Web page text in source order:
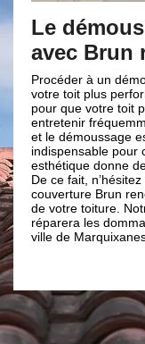
Brun
à un
toit plus performant :
que votre toit puisse
fréquemment
le démoussage est
pour cela.
donne de la
ce fait, n’hésitez pas à
Brun
votre toiture. Notre
les dommages
de Marquixanes.